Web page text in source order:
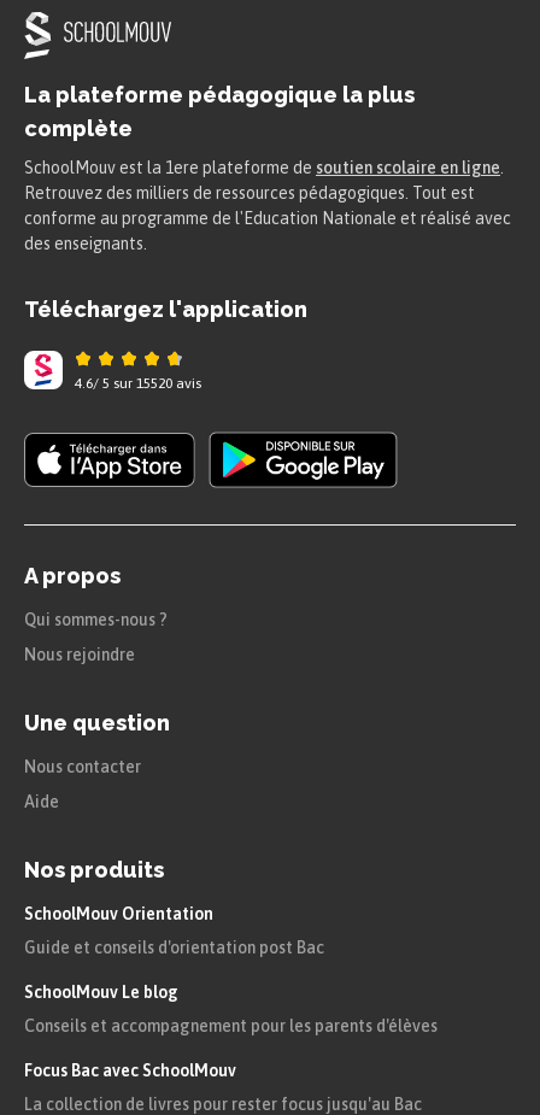
La plateforme pédagogique la plus
complète
SchoolMouv est la 1ere plateforme de soutien scolaire en ligne
Retrouvez des milliers de ressources pédagogiques. Tout est
conforme au programme de l'Education Nationale et réalisé avec
des enseignants.
Téléchargez l'application
4.6/ 5 sur 15520 avis
A propos
Qui sommes-nous ?
Nous rejoindre
Une question
Nous contacter
Aide
Nos produits
SchoolMouv Orientation
Guide et conseils d'orientation post Bac
SchoolMouv Le blog
Conseils et accompagnement pour les parents d'élèves
Focus Bac avec SchoolMouv
La collection de livres pour rester focus jusqu'au Bac